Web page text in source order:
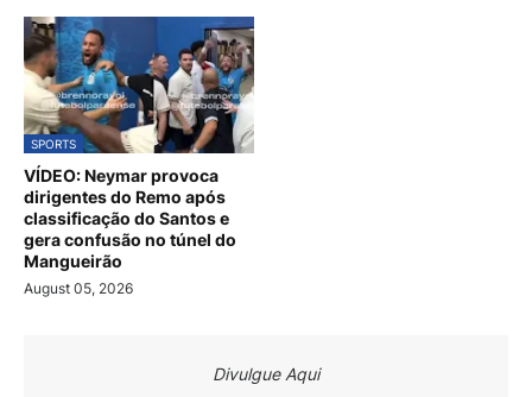
SPORTS
VÍDEO: Neymar provoca
dirigentes do Remo após
classificação do Santos e
gera confusão no túnel do
Mangueirão
August 05, 2026
Divulgue Aqui